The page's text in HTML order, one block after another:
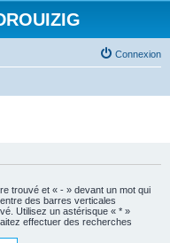
Connexion
trouvé et « - » devant un mot qui
des barres verticales
Utilisez un astérisque « * »
effectuer des recherches